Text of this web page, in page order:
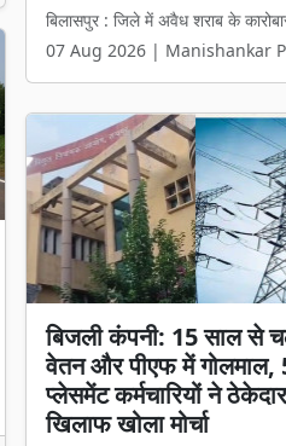
बिलासपुर l प्रदेश में करीब 2549 करोड़
07 Aug 2026 | Manishankar
बिजली कंपनी: 15 साल से
वेतन और पीएफ में गोलमाल,
प्लेसमेंट कर्मचारियों ने
खिलाफ खोला मोर्चा